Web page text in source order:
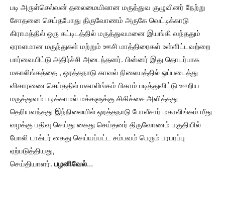
படி அருள்செல்வன் தலைமையிலான மருத்துவ குழுவினர் நேற்று
சோதனை செய்தபோது திருவோணம் அருகே வெட்டிக்காடு
கிராமத்தில் ஒரு கட்டிடத்தில் மருத்துவமனை இயங்கி வந்ததும்
ஏராளமான மருந்துகள் மற்றும் ஊசி மாத்திரைகள் உள்ளிட்டவற்றை
பார்வையிட்டு அதிர்ச்சி அடைந்தனர். பின்னர் இது தொடர்பாக
மகாலிங்கத்தை , ஒரத்தநாடு காவல் நிலையத்தில் ஒப்படைத்து
விசாரணை செய்ததில் மகாலிங்கம் பிகாம் படித்துவிட்டு ஊறிய
மருத்துவம் படிக்காமல் மக்களுக்கு சிகிச்சை அளித்தது
தெரியவந்தது இந்நிலையில் ஒரத்தநாடு போலீசார் மகாலிங்கம் மீது
வழக்கு பதிவு செய்து கைது செய்தனர் திருவோணம் பகுதியில்
போலி டாக்டர் கைது செய்யப்பட்ட சம்பவம் பெரும் பரபரப்பு
ஏற்படுத்தியது,
செய்தியாளர். பழனிவேல்…